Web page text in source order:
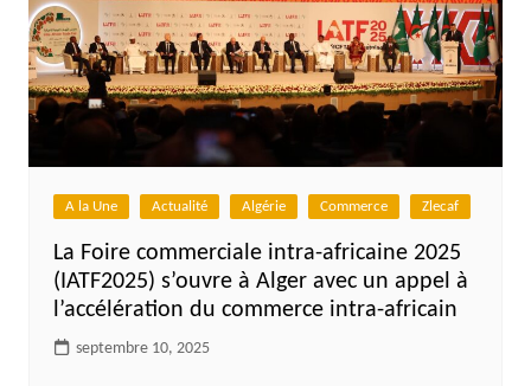
A la Une Actualité Algérie Commerce Zlecaf
La Foire commerciale intra-africaine 2025
(IATF2025) s’ouvre à Alger avec un appel à
l’accélération du commerce intra-africain
septembre 10, 2025